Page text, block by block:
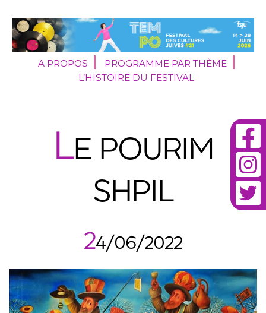
A PROPOS
PROGRAMME PAR THÈME
L’HISTOIRE DU FESTIVAL
LE POURIM
SHPIL
24/06/2022